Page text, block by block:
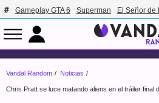
Gameplay GTA 6 Superman El Señor de
Vandal Random Noticias
Chris Pratt se luce matando aliens en el tráiler final